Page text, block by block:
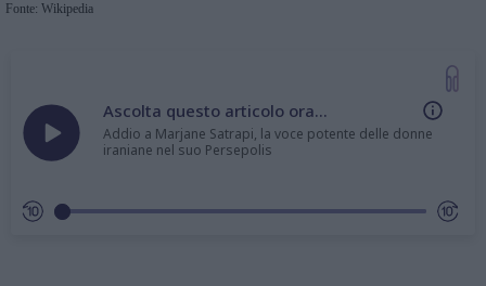
Fonte: Wikipedia
Ascolta questo articolo ora...
Addio a Marjane Satrapi, la voce potente delle donne
iraniane nel suo Persepolis